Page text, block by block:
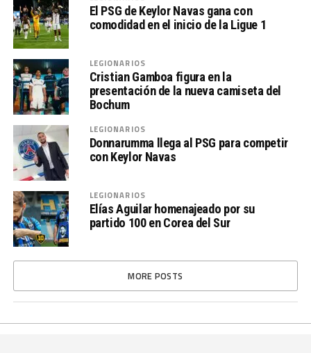
El PSG de Keylor Navas gana con
comodidad en el inicio de la Ligue 1
LEGIONARIOS
Cristian Gamboa figura en la
presentación de la nueva camiseta del
Bochum
LEGIONARIOS
Donnarumma llega al PSG para competir
con Keylor Navas
LEGIONARIOS
Elías Aguilar homenajeado por su
partido 100 en Corea del Sur
MORE POSTS